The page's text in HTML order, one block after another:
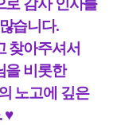
로 감사 인사를
습니다.
찾아주셔서
을 비롯한
노고에 깊은
♥